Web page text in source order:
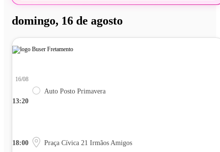
domingo, 16 de agosto
13:20
16/08
Auto Posto Primavera
18:00 Praça Cívica 21 Irmãos Amigos